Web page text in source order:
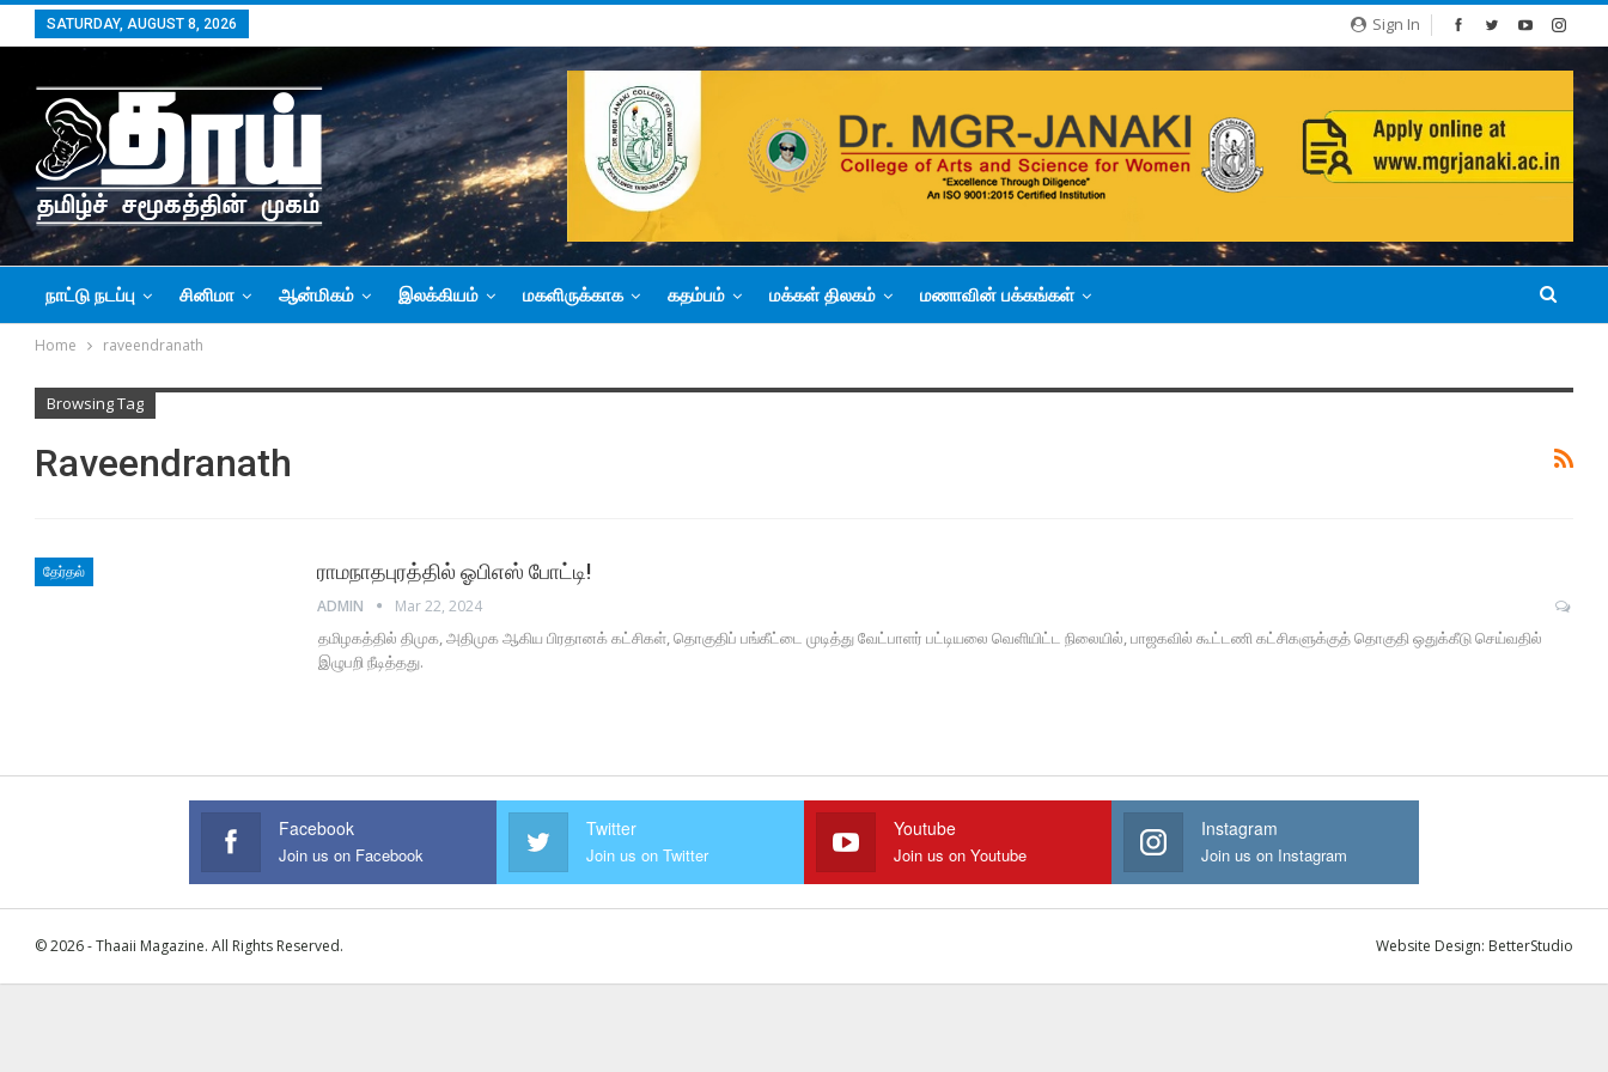
Sign In
SATURDAY, AUGUST 8, 2026
நாட்டு நடப்பு சினிமா ஆன்மிகம் இலக்கியம் மகளிருக்காக கதம்பம் மக்கள் திலகம் மணாவின் பக்கங்கள்
Home raveendranath
Browsing Tag
Raveendranath
தேர்தல் ராமநாதபுரத்தில் ஓபிஎஸ் போட்டி!
ADMIN Mar 22, 2024
தமிழகத்தில் திமுக, அதிமுக ஆகிய பிரதானக் கட்சிகள், தொகுதிப் பங்கீட்டை முடித்து வேட்பாளர் பட்டியலை வெளியிட்ட நிலையில், பாஜகவில் கூட்டணி கட்சிகளுக்குத் தொகுதி ஒதுக்கீடு செய்வதில்
இழுபறி நீடித்தது.
Facebook
Join us on Facebook
Twitter
Join us on Twitter
Youtube
Join us on Youtube
Instagram
Join us on Instagram
© 2026 - Thaaii Magazine. All Rights Reserved. Website Design: BetterStudio